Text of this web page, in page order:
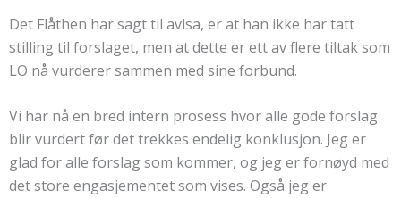
Det Flåthen har sagt til avisa, er at han ikke har tatt
stilling til forslaget, men at dette er ett av flere tiltak som
LO nå vurderer sammen med sine forbund.
Vi har nå en bred intern prosess hvor alle gode forslag
blir vurdert før det trekkes endelig konklusjon. Jeg er
glad for alle forslag som kommer, og jeg er fornøyd med
det store engasjementet som vises. Også jeg er